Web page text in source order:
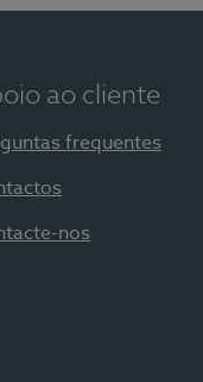
ao cliente
frequentes
nos